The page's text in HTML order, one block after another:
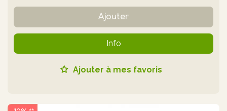
Ajouter
Info
Ajouter à mes favoris